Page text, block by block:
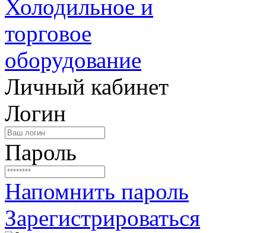
Личный кабинет
Логин
Пароль
Напомнить пароль
Зарегистрироваться